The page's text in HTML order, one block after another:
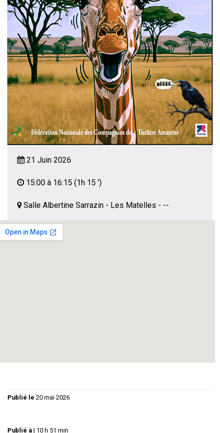
21 Juin 2026
15:00 à 16:15 (1h 15 ')
Salle Albertine Sarrazin - Les Matelles - --
Publié le 20 mai 2026
Publié à | 10 h 51 min